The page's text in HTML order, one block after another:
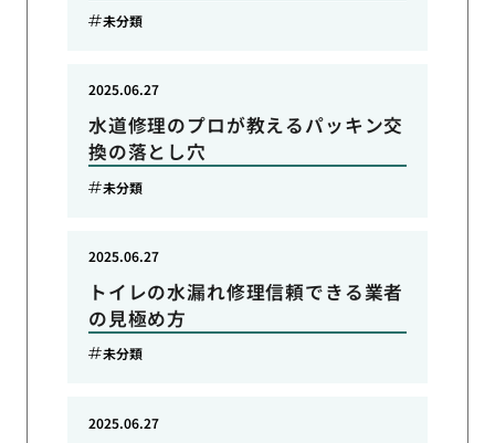
未分類
水道修理のプロが教えるパッキン交
換の落とし穴
2025.06.27
未分類
トイレの水漏れ修理信頼できる業者
の見極め方
2025.06.27
未分類
2025.06.27